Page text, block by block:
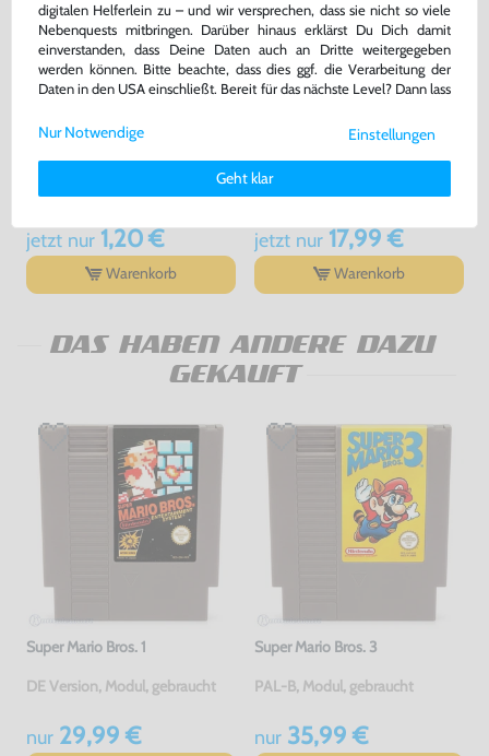
ohne Nintendo Logo, gebraucht
jetzt nur1,20 €
Warenkorb
Original Controller NES-004E
[Nintendo]
gebraucht
jetzt nur17,99 €
Warenkorb
DAS HABEN ANDERE DAZU
GEKAUFT
Super Mario Bros. 1
DE Version, Modul, gebraucht
nur29,99 €
Super Mario Bros. 3
PAL-B, Modul, gebraucht
nur35,99 €
digitalen Helferlein zu – und wir versprechen, dass sie nicht so viele
Nebenquests mitbringen. Darüber hinaus erklärst Du Dich damit
einverstanden, dass Deine Daten auch an Dritte weitergegeben
werden können. Bitte beachte, dass dies ggf. die Verarbeitung der
Daten in den USA einschließt. Bereit für das nächste Level? Dann lass
Weitere Informationen zu den von uns verwendeten Cookies und
Deinen Rechten als Nutzer findest Du in unsererDaten­schutz­
Impressum.
Einstellungen
Geht klar
Nur Notwendige